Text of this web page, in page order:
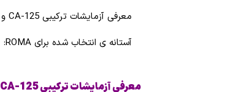
معرفی آزمایشات ترکیبی CA-125 و HE4 و محاسبه فاکتور ROMA جهت تشخیص زودهنگام بدخیمی تخمدان
آستانه ی انتخاب شده برای ROMA:
معرفی آزمایشات ترکیبیCA-125